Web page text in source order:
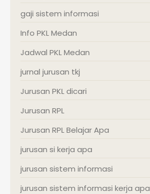
gaji sistem informasi
Info PKL Medan
Jadwal PKL Medan
jurnal jurusan tkj
Jurusan PKL dicari
Jurusan RPL
Jurusan RPL Belajar Apa
jurusan si kerja apa
jurusan sistem informasi
jurusan sistem informasi kerja apa